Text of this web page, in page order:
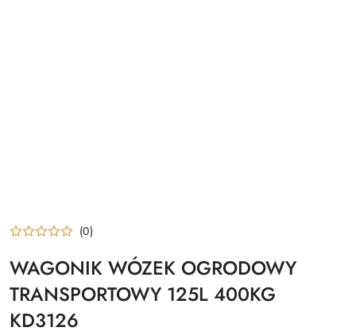
(0)
WAGONIK WÓZEK OGRODOWY
TRANSPORTOWY 125L 400KG
KD3126